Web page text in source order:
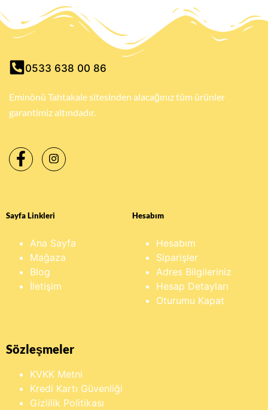
0533 638 00 86
Eminönü Tahtakale sitesinden alacağınız tüm ürünler
garantimiz altındadır.
Sayfa Linkleri
Ana Sayfa
Mağaza
Blog
İletişim
Hesabım
Hesabım
Siparişler
Adres Bilgileriniz
Hesap Detayları
Oturumu Kapat
Sözleşmeler
KVKK Metni
Kredi Kartı Güvenliği
Gizlilik Politikası